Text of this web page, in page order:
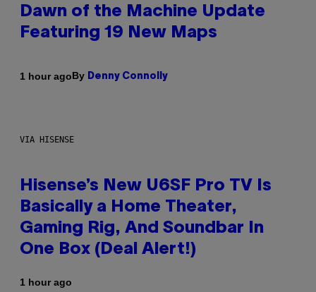
Dawn of the Machine Update
Featuring 19 New Maps
1 hour agoBy Denny Connolly
VIA HISENSE
Hisense’s New U6SF Pro TV Is
Basically a Home Theater,
Gaming Rig, And Soundbar In
One Box (Deal Alert!)
1 hour ago